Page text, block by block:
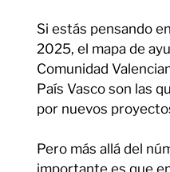
Si estás pensando
2025, el mapa de
Comunidad
País Vasco son las
por nuevos
Pero más allá del